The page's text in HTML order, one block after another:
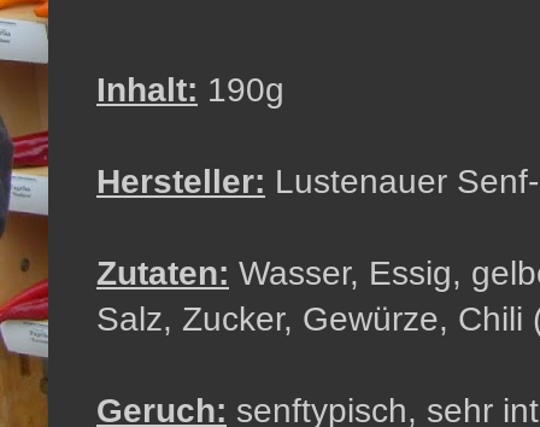
Inhalt: 190g
Hersteller: Lustenauer
Zutaten: Wasser, Essig,
Salz, Zucker, Gewürze, Chili
Geruch: senftypisch, sehr